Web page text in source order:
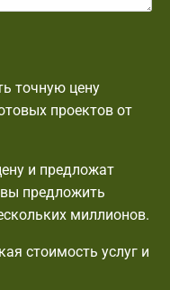
точную цену
проектов от
и предложат
предложить
миллионов.
стоимость услуг и